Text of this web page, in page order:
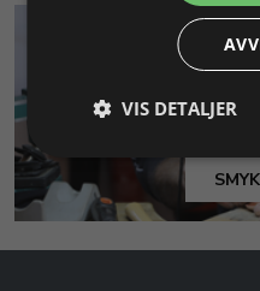
VIS DETALJER